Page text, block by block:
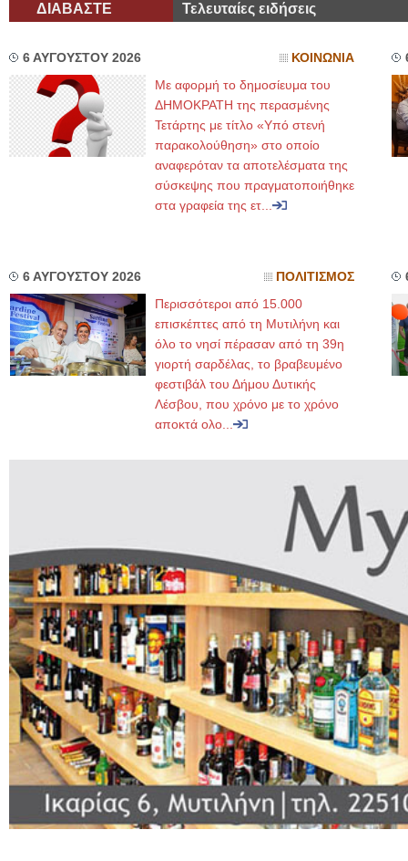
ΔΙΑΒΑΣΤΕ Τελευταίες ειδήσεις
6 ΑΥΓΟΥΣΤΟΥ 2026 ΚΟΙΝΩΝΙΑ
Με αφορμή το δημοσίευμα του
ΔΗΜΟΚΡΑΤΗ της περασμένης
Τετάρτης με τίτλο «Υπό στενή
παρακολούθηση» στο οποίο
αναφερόταν τα αποτελέσματα της
σύσκεψης που πραγματοποιήθηκε
στα γραφεία της ετ...
6 ΑΥΓΟΥΣΤΟΥ 2026 ΠΟΛΙΤΙΣΜΟΣ
Περισσότεροι από 15.000
επισκέπτες από τη Μυτιλήνη και
όλο το νησί πέρασαν από τη 39η
γιορτή σαρδέλας, το βραβευμένο
φεστιβάλ του Δήμου Δυτικής
Λέσβου, που χρόνο με το χρόνο
αποκτά ολο...